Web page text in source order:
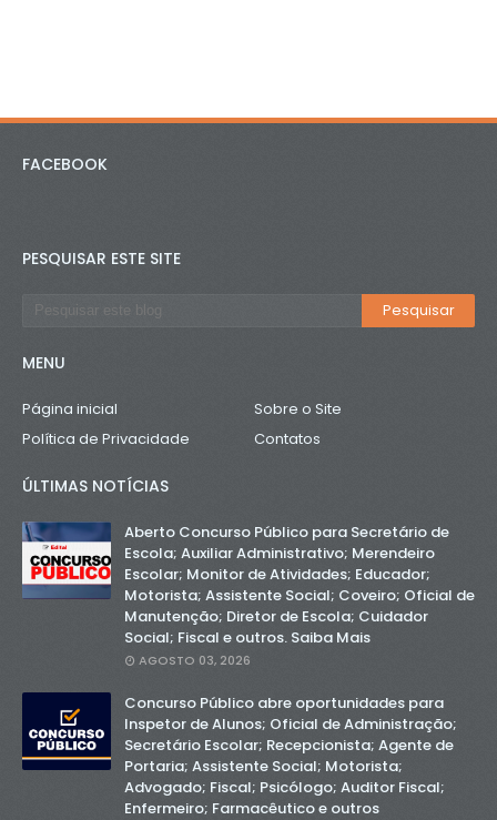
FACEBOOK
PESQUISAR ESTE SITE
MENU
Página inicial
Sobre o Site
Política de Privacidade
Contatos
ÚLTIMAS NOTÍCIAS
Aberto Concurso Público para Secretário de
Escola; Auxiliar Administrativo; Merendeiro
Escolar; Monitor de Atividades; Educador;
Motorista; Assistente Social; Coveiro; Oficial de
Manutenção; Diretor de Escola; Cuidador
Social; Fiscal e outros. Saiba Mais
AGOSTO 03, 2026
Concurso Público abre oportunidades para
Inspetor de Alunos; Oficial de Administração;
Secretário Escolar; Recepcionista; Agente de
Portaria; Assistente Social; Motorista;
Advogado; Fiscal; Psicólogo; Auditor Fiscal;
Enfermeiro; Farmacêutico e outros